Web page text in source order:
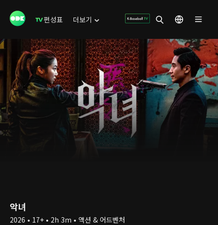
편성표 더보기
악녀
2026 • 17+ • 2h 3m • 액션 & 어드벤처